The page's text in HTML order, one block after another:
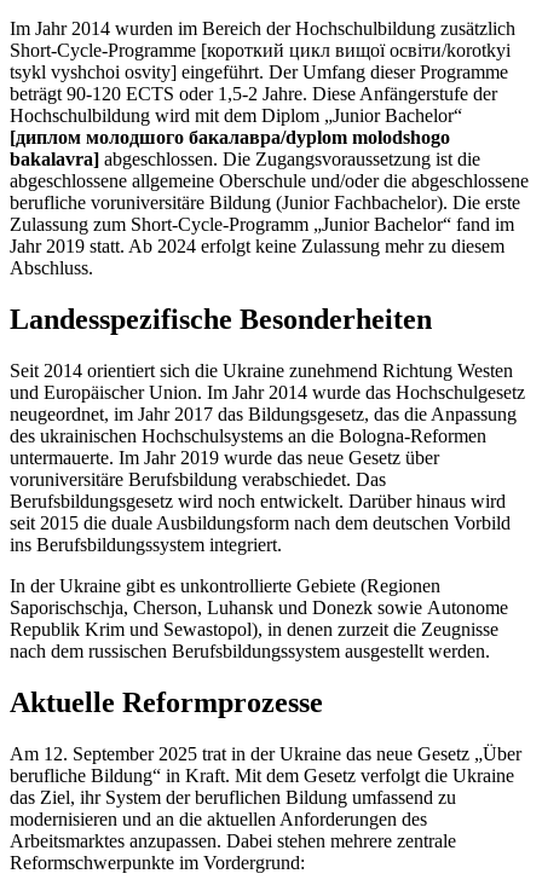
Im Jahr 2014 wurden im Bereich der Hochschulbildung zusätzlich
Short-Cycle-Programme [короткий цикл вищої освіти/korotkyi
tsykl vyshchoi osvity] eingeführt. Der Umfang dieser Programme
beträgt 90-120 ECTS oder 1,5-2 Jahre. Diese Anfängerstufe der
Hochschulbildung wird mit dem Diplom „Junior Bachelor“
[диплом молодшого бакалавра/dyplom molodshogo
bakalavra] abgeschlossen. Die Zugangsvoraussetzung ist die
abgeschlossene allgemeine Oberschule und/oder die abgeschlossene
berufliche voruniversitäre Bildung (Junior Fachbachelor). Die erste
Zulassung zum Short-Cycle-Programm „Junior Bachelor“ fand im
Jahr 2019 statt. Ab 2024 erfolgt keine Zulassung mehr zu diesem
Abschluss.
Landesspezifische Besonderheiten
Seit 2014 orientiert sich die Ukraine zunehmend Richtung Westen
und Europäischer Union. Im Jahr 2014 wurde das Hochschulgesetz
neugeordnet, im Jahr 2017 das Bildungsgesetz, das die Anpassung
des ukrainischen Hochschulsystems an die Bologna-Reformen
untermauerte. Im Jahr 2019 wurde das neue Gesetz über
voruniversitäre Berufsbildung verabschiedet. Das
Berufsbildungsgesetz wird noch entwickelt. Darüber hinaus wird
seit 2015 die duale Ausbildungsform nach dem deutschen Vorbild
ins Berufsbildungssystem integriert.
In der Ukraine gibt es unkontrollierte Gebiete (Regionen
Saporischschja, Cherson, Luhansk und Donezk sowie Autonome
Republik Krim und Sewastopol), in denen zurzeit die Zeugnisse
nach dem russischen Berufsbildungssystem ausgestellt werden.
Aktuelle Reformprozesse
Am 12. September 2025 trat in der Ukraine das neue Gesetz „Über
berufliche Bildung“ in Kraft. Mit dem Gesetz verfolgt die Ukraine
das Ziel, ihr System der beruflichen Bildung umfassend zu
modernisieren und an die aktuellen Anforderungen des
Arbeitsmarktes anzupassen. Dabei stehen mehrere zentrale
Reformschwerpunkte im Vordergrund: